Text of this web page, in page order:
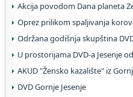
Akcija povodom Dana planeta
Oprez prilikom spaljivanja
Održana godišnja skupština
U prostorijama DVD-a Jesenje
AKUD "Žensko kazalište" iz
DVD Gornje Jesenje